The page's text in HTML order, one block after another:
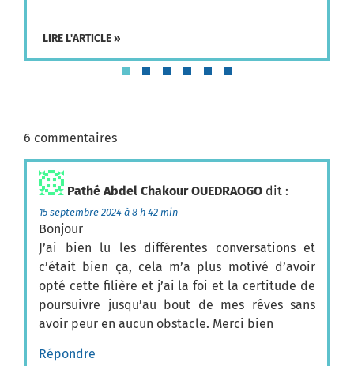
LIRE L'ARTICLE »
6 commentaires
Pathé Abdel Chakour OUEDRAOGO dit :
15 septembre 2024 à 8 h 42 min
Bonjour
J’ai bien lu les différentes conversations et
c’était bien ça, cela m’a plus motivé d’avoir
opté cette filière et j’ai la foi et la certitude de
poursuivre jusqu’au bout de mes rêves sans
avoir peur en aucun obstacle. Merci bien
Répondre